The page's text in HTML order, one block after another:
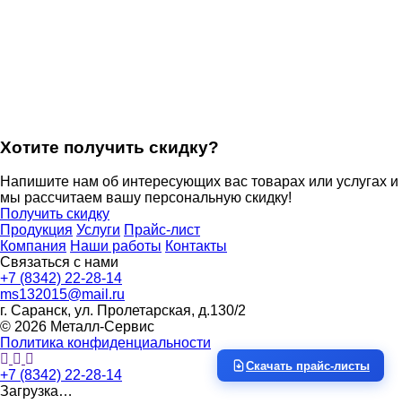
Хотите получить скидку?
Напишите нам об интересующих вас товарах или услугах и
мы рассчитаем вашу персональную скидку!
Получить скидку
Продукция Услуги Прайс-лист
Компания Наши работы Контакты
Связаться с нами
+7 (8342) 22-28-14
ms132015@mail.ru
г. Саранск, ул. Пролетарская, д.130/2
© 2026 Металл-Сервис
Политика конфиденциальности
+7 (8342) 22-28-14
Загрузка…
Скачать прайс-листы